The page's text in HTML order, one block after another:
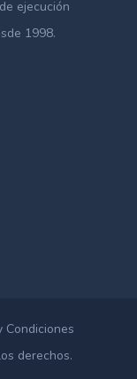
ejecución
1998.
Condiciones
derechos.